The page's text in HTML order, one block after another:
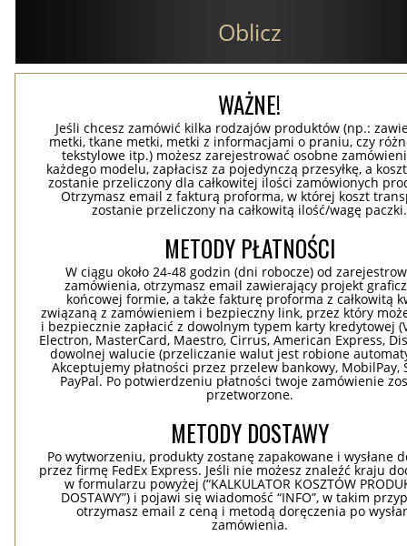
Oblicz
WAŻNE!
Jeśli chcesz zamówić kilka rodzajów produktów (np.:
metki, tkane metki, metki z informacjami o praniu, czy
tekstylowe itp.) możesz zarejestrować osobne
każdego modelu, zapłacisz za pojedynczą przesyłkę, a
zostanie przeliczony dla całkowitej ilości zamówionych
Otrzymasz email z fakturą proforma, w której koszt
zostanie przeliczony na całkowitą ilość/wagę paczki.
METODY PŁATNOŚCI
W ciągu około 24-48 godzin (dni robocze) od
zamówienia, otrzymasz email zawierający projekt
końcowej formie, a także fakturę proforma z całkowitą
związaną z zamówieniem i bezpieczny link, przez który
i bezpiecznie zapłacić z dowolnym typem karty kredytowej
Electron, MasterCard, Maestro, Cirrus, American Express,
dowolnej walucie (przeliczanie walut jest robione
Akceptujemy płatności przez przelew bankowy, MobilPay,
PayPal. Po potwierdzeniu płatności twoje zamówienie
przetworzone.
METODY DOSTAWY
Po wytworzeniu, produkty zostanę zapakowane i wysłane
przez firmę FedEx Express. Jeśli nie możesz znaleźć kraju
w formularzu powyżej (“KALKULATOR KOSZTÓW
DOSTAWY”) i pojawi się wiadomość “INFO”, w takim
otrzymasz email z ceną i metodą doręczenia po
zamówienia.